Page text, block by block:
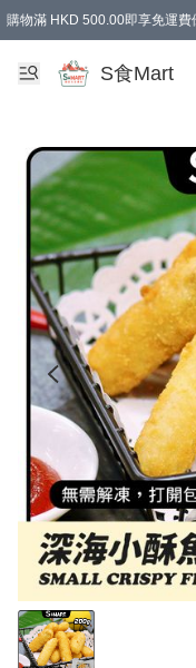
購物滿 HKD 500.00即享免運
S食Mart